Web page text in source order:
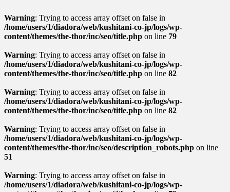
Warning: Trying to access array offset on false in
/home/users/1/diadora/web/kushitani-co-jp/logs/wp-
content/themes/the-thor/inc/seo/title.php on line 79
Warning: Trying to access array offset on false in
/home/users/1/diadora/web/kushitani-co-jp/logs/wp-
content/themes/the-thor/inc/seo/title.php on line 82
Warning: Trying to access array offset on false in
/home/users/1/diadora/web/kushitani-co-jp/logs/wp-
content/themes/the-thor/inc/seo/title.php on line 82
Warning: Trying to access array offset on false in
/home/users/1/diadora/web/kushitani-co-jp/logs/wp-
content/themes/the-thor/inc/seo/description_robots.php on line
51
Warning: Trying to access array offset on false in
/home/users/1/diadora/web/kushitani-co-jp/logs/wp-